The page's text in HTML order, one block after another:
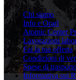
Chi siamo
Info e Orari
Atomic Center
Lavorazioni
Fai la tua offerta
Condizioni di
Spese di
Informativa sui